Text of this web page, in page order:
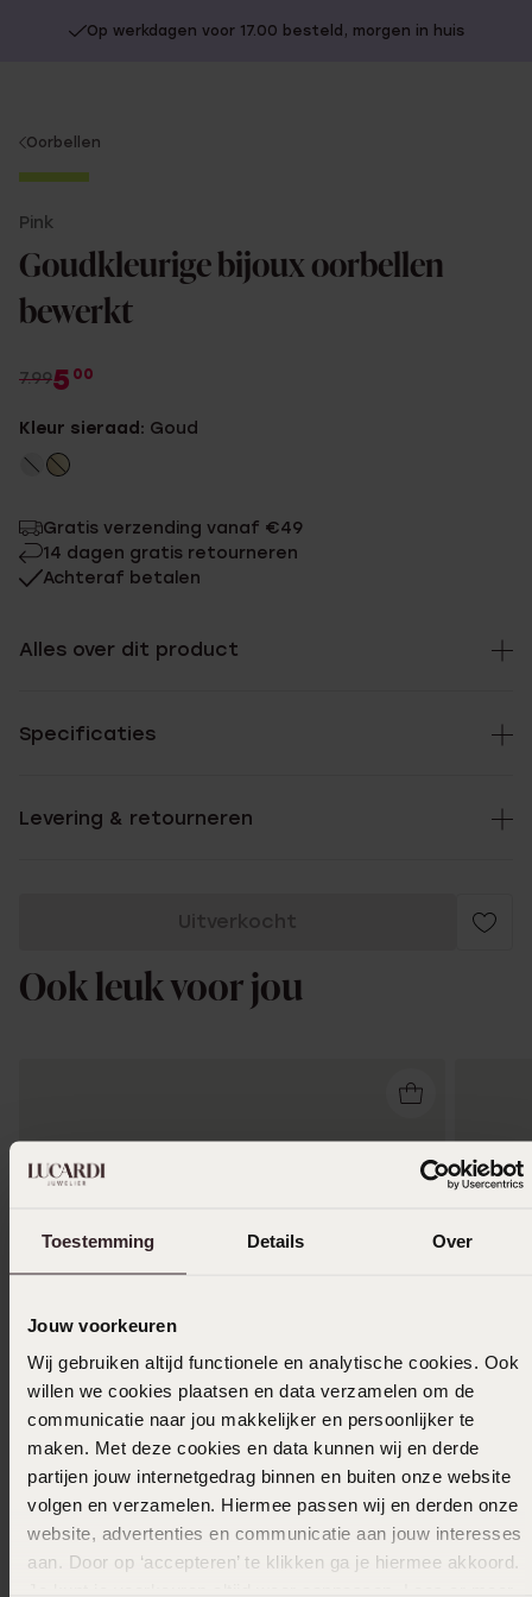
Toestemming Details Over
Jouw voorkeuren
Wij gebruiken altijd functionele en analytische cookies. Ook
willen we cookies plaatsen en data verzamelen om de
communicatie naar jou makkelijker en persoonlijker te
maken. Met deze cookies en data kunnen wij en derde
partijen jouw internetgedrag binnen en buiten onze website
volgen en verzamelen. Hiermee passen wij en derden onze
website, advertenties en communicatie aan jouw interesses
aan. Door op ‘accepteren’ te klikken ga je hiermee akkoord.
Op werkdagen voor 17.00 besteld, morgen in huis
You
are
Oorbellen
2+1
Pink
Goudkleurige bijoux oorbellen
bewerkt
7.995 00
Kleur sieraad: Goud
Gratis verzending vanaf €49
14 dagen gratis retourneren
Achteraf betalen
Alles over dit product
Specificaties
Levering & retourneren
Uitverkocht
Ook leuk voor jou
Zilveren bicolor oorringen
49
9
279